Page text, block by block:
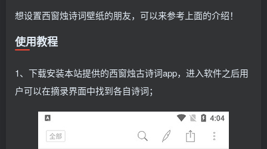
想设置西窗烛诗词壁纸的朋友，可以来参考上面的介绍！
使用教程
1、下载安装本站提供的西窗烛古诗词app，进入软件之后用
户可以在摘录界面中找到各自诗词；